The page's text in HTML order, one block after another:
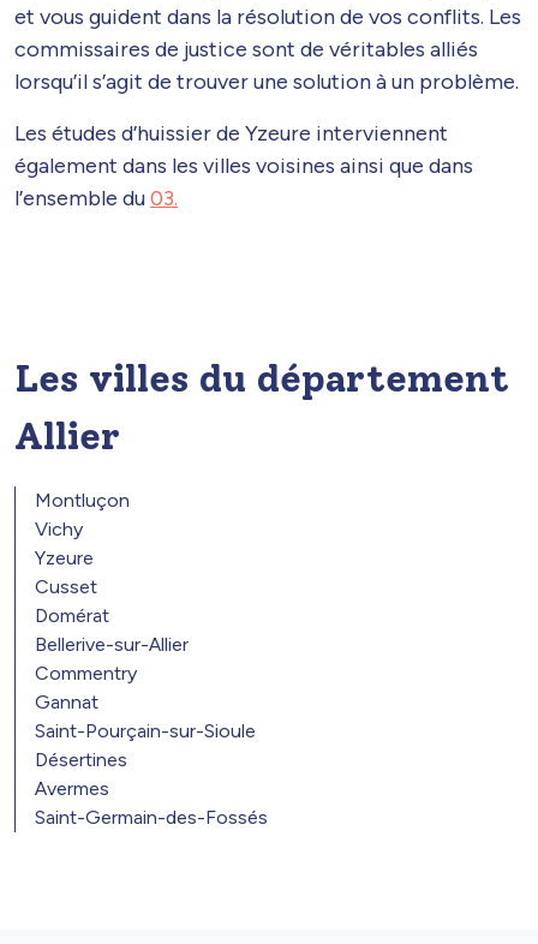
et vous guident dans la résolution de vos conflits. Les
commissaires de justice sont de véritables alliés
lorsqu’il s’agit de trouver une solution à un problème.
Les études d’huissier de Yzeure interviennent
également dans les villes voisines ainsi que dans
l’ensemble du03.
Les villes du département
Allier
Montluçon
Vichy
Yzeure
Cusset
Domérat
Bellerive-sur-Allier
Commentry
Gannat
Saint-Pourçain-sur-Sioule
Désertines
Avermes
Saint-Germain-des-Fossés